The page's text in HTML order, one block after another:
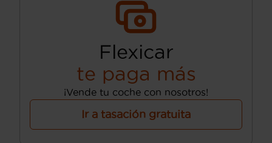
Flexicar
te paga más
¡Vende tu coche con nosotros!
Ir a tasación gratuita